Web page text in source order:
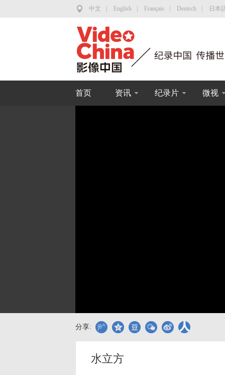
中文 English Français Deutsch 日本
首页 资讯 纪录片 微视
分享:
水立方